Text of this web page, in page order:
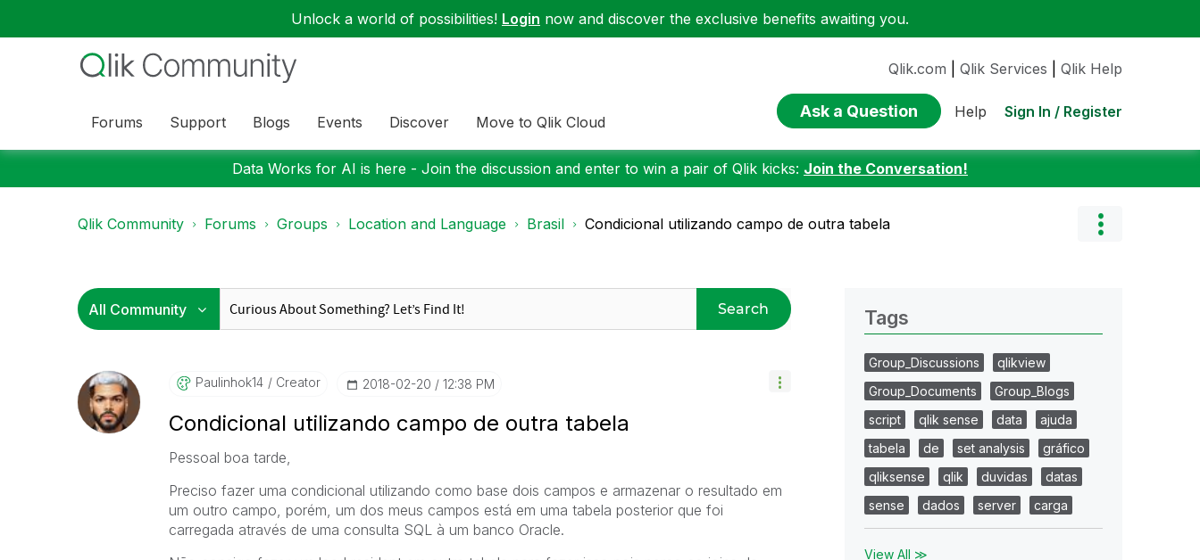
Unlock a world of possibilities! Login now and discover the exclusive benefits awaiting you.
Forums Support Blogs Events Discover Move to Qlik Cloud
Qlik.com Qlik Services Qlik Help
Ask a Question Help Sign In / Register
Data Works for AI is here - Join the discussion and enter to win a pair of Qlik kicks: Join the Conversation!
Qlik Community Forums Groups Location and Language Brasil Condicional utilizando campo de outra tabela
Search
Paulinhok14 Creator ‎2018-02-20 12:38 PM
Condicional utilizando campo de outra tabela
Pessoal boa tarde,
Preciso fazer uma condicional utilizando como base dois campos e armazenar o resultado em
um outro campo, porém, um dos meus campos está em uma tabela posterior que foi
carregada através de uma consulta SQL à um banco Oracle.
Tags
Group_Discussions
qlikview
Group_Documents
Group_Blogs
script
qlik sense data
ajuda
tabela
de set analysis
gráfico
qliksense
qlik duvidas
datas
sense
dados server carga
View All ≫